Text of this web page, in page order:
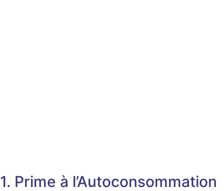
1. Prime à l’Autoconsommation